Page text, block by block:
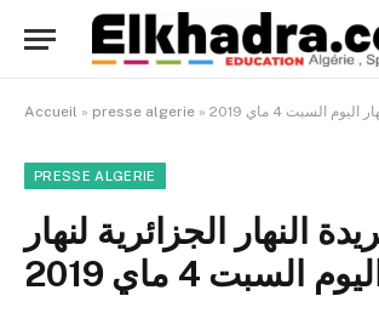
Accueil » presse algerie » اليوم السبت 4 ماي 2019
PRESSE ALGERIE
النهار الجزائرية لنهار
اليوم السبت 4 ماي 2019